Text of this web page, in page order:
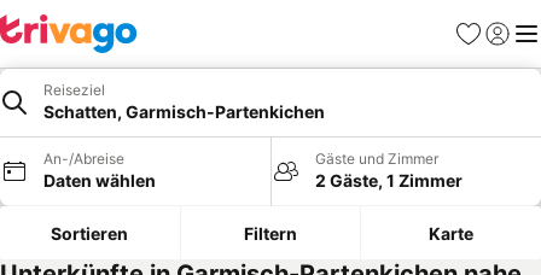
Favoriten
Reiseziel
Schatten, Garmisch-Partenkichen
An-/Abreise
Daten wählen
Gäste und Zimmer
2 Gäste, 1 Zimmer
Sortieren Filtern Karte